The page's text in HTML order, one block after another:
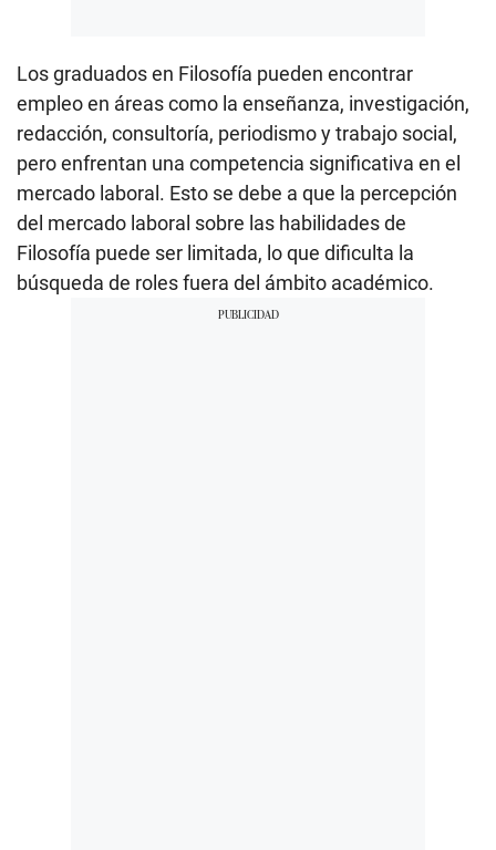
Los graduados en Filosofía pueden encontrar
empleo en áreas como la enseñanza, investigación,
redacción, consultoría, periodismo y trabajo social,
pero enfrentan una competencia significativa en el
mercado laboral. Esto se debe a que la percepción
del mercado laboral sobre las habilidades de
Filosofía puede ser limitada, lo que dificulta la
búsqueda de roles fuera del ámbito académico.